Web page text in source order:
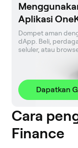
Aplikasi
Dompet aman
dApp. Beli,
seluler, atau
Dapatkan
Cara
Finance